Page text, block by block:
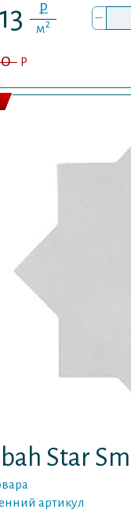
P
м2 –
P
Star
артикул